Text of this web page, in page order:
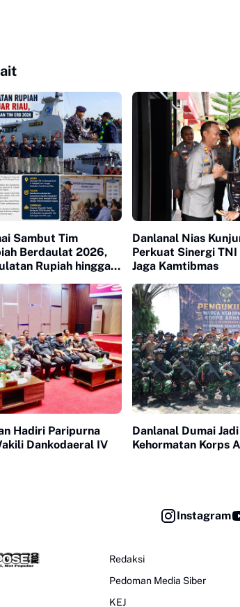
Sambut Tim
Berdaulat 2026,
Rupiah hingga
Danlanal Nias
Perkuat Sinergi TNI
Jaga Kamtibmas
Hadiri Paripurna
Dankodaeral IV
Danlanal Dumai
Kehormatan Korps
Instagram
Redaksi
Pedoman Media Siber
KEJ